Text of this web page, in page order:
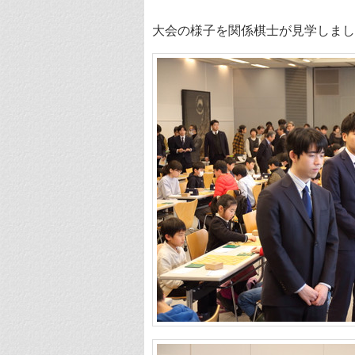
大会の様子を関係棋士が見学しま